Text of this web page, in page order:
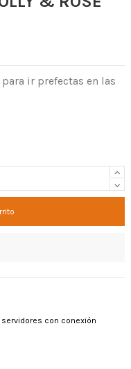
ir prefectas en las
con conexión